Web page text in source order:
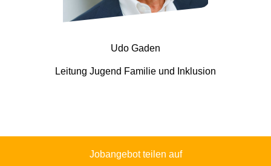
Udo Gaden
Leitung Jugend Familie und Inklusion